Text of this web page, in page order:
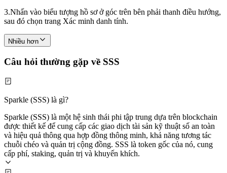
3.Nhấn vào biểu tượng hồ sơ ở góc trên bên phải thanh điều hướng,
sau đó chọn trang Xác minh danh tính.
Nhiều hơn
Câu hỏi thường gặp về SSS
Sparkle (SSS) là gì?
Sparkle (SSS) là một hệ sinh thái phi tập trung dựa trên blockchain
được thiết kế để cung cấp các giao dịch tài sản kỹ thuật số an toàn
và hiệu quả thông qua hợp đồng thông minh, khả năng tương tác
chuỗi chéo và quản trị cộng đồng. SSS là token gốc của nó, cung
cấp phí, staking, quản trị và khuyến khích.